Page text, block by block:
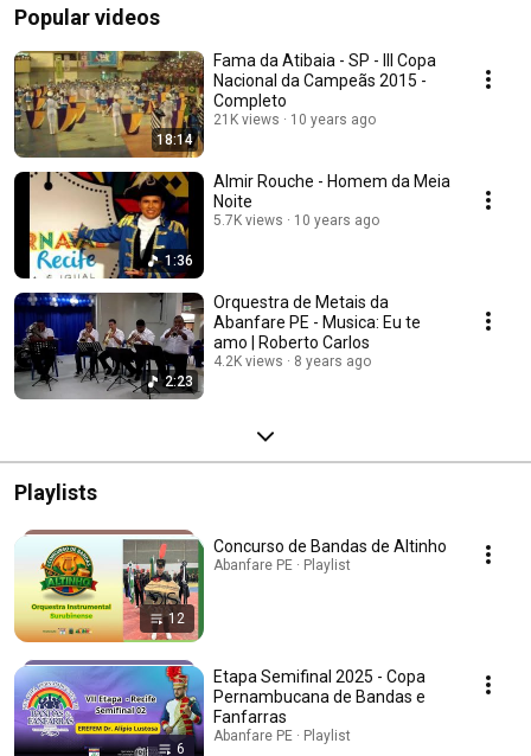
#capacitacao
Popular videos
18:14
Fama da Atibaia - SP - III Copa
Nacional da Campeãs 2015 -
Completo
21K views 10 years ago
1:36
Almir Rouche - Homem da Meia
Noite
5.7K views 10 years ago
2:23
Orquestra de Metais da
Abanfare PE - Musica: Eu te
amo | Roberto Carlos
4.2K views 8 years ago
Playlists
12
Concurso de Bandas de Altinho
Abanfare PE · Playlist
6
Etapa Semifinal 2025 - Copa
Pernambucana de Bandas e
Fanfarras
Abanfare PE · Playlist